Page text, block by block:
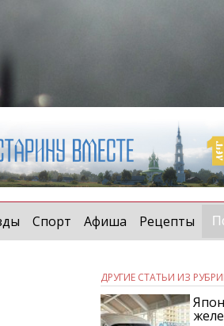
Спорт Афиша Рецепты
ДРУГИЕ СТАТЬИ ИЗ